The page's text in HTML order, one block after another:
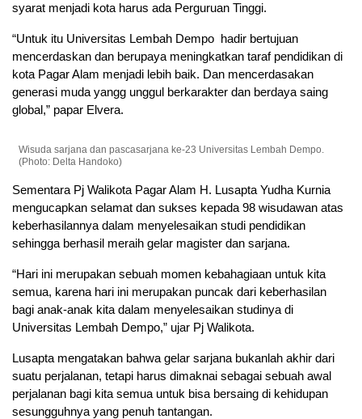
syarat menjadi kota harus ada Perguruan Tinggi.
“Untuk itu Universitas Lembah Dempo hadir bertujuan
mencerdaskan dan berupaya meningkatkan taraf pendidikan di
kota Pagar Alam menjadi lebih baik. Dan mencerdasakan
generasi muda yangg unggul berkarakter dan berdaya saing
global,” papar Elvera.
Wisuda sarjana dan pascasarjana ke-23 Universitas Lembah Dempo.
(Photo: Delta Handoko)
Sementara Pj Walikota Pagar Alam H. Lusapta Yudha Kurnia
mengucapkan selamat dan sukses kepada 98 wisudawan atas
keberhasilannya dalam menyelesaikan studi pendidikan
sehingga berhasil meraih gelar magister dan sarjana.
“Hari ini merupakan sebuah momen kebahagiaan untuk kita
semua, karena hari ini merupakan puncak dari keberhasilan
bagi anak-anak kita dalam menyelesaikan studinya di
Universitas Lembah Dempo,” ujar Pj Walikota.
Lusapta mengatakan bahwa gelar sarjana bukanlah akhir dari
suatu perjalanan, tetapi harus dimaknai sebagai sebuah awal
perjalanan bagi kita semua untuk bisa bersaing di kehidupan
sesungguhnya yang penuh tantangan.